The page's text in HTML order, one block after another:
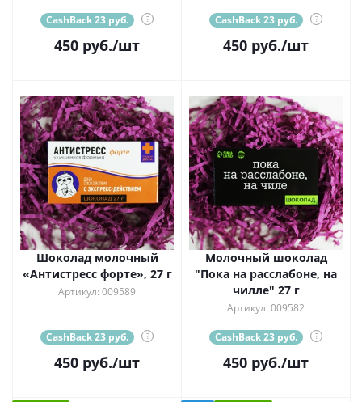
CashBack 23 руб. ?
450 руб./шт
CashBack 23 руб. ?
450 руб./шт
Шоколад молочный
«Антистресс форте», 27 г
Артикул: 009589
CashBack 23 руб. ?
450 руб./шт
Молочный шоколад
"Пока на расслабоне, на
чилле" 27 г
Артикул: 009582
CashBack 23 руб. ?
450 руб./шт